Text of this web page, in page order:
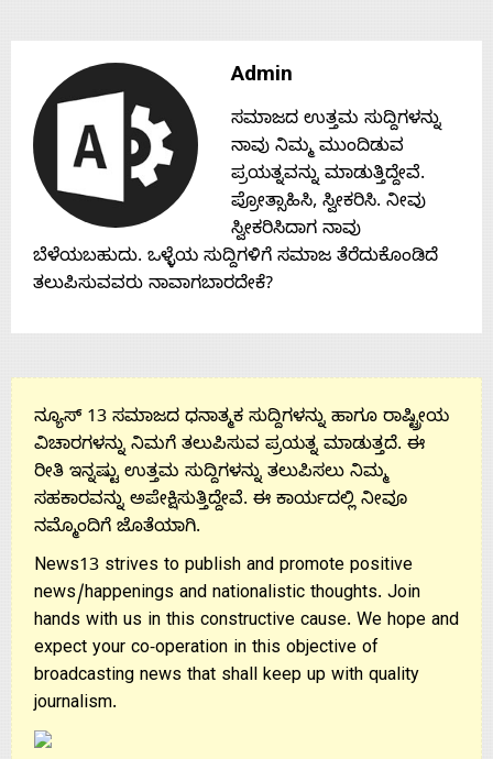
Admin
ಸಮಾಜದ ಉತ್ತಮ ಸುದ್ದಿಗಳನ್ನು
ನಾವು ನಿಮ್ಮ ಮುಂದಿಡುವ
ಪ್ರಯತ್ನವನ್ನು ಮಾಡುತ್ತಿದ್ದೇವೆ.
ಪ್ರೋತ್ಸಾಹಿಸಿ, ಸ್ವೀಕರಿಸಿ. ನೀವು
ಸ್ವೀಕರಿಸಿದಾಗ ನಾವು
ಬೆಳೆಯಬಹುದು. ಒಳ್ಳೆಯ ಸುದ್ದಿಗಳಿಗೆ ಸಮಾಜ ತೆರೆದುಕೊಂಡಿದೆ
ತಲುಪಿಸುವವರು ನಾವಾಗಬಾರದೇಕೆ?
ನ್ಯೂಸ್ 13 ಸಮಾಜದ ಧನಾತ್ಮಕ ಸುದ್ದಿಗಳನ್ನು ಹಾಗೂ ರಾಷ್ಟ್ರೀಯ
ವಿಚಾರಗಳನ್ನು ನಿಮಗೆ ತಲುಪಿಸುವ ಪ್ರಯತ್ನ ಮಾಡುತ್ತದೆ. ಈ
ರೀತಿ ಇನ್ನಷ್ಟು ಉತ್ತಮ ಸುದ್ದಿಗಳನ್ನು ತಲುಪಿಸಲು ನಿಮ್ಮ
ಸಹಕಾರವನ್ನು ಅಪೇಕ್ಷಿಸುತ್ತಿದ್ದೇವೆ. ಈ ಕಾರ್ಯದಲ್ಲಿ ನೀವೂ
ನಮ್ಮೊಂದಿಗೆ ಜೊತೆಯಾಗಿ.
News13 strives to publish and promote positive
news/happenings and nationalistic thoughts. Join
hands with us in this constructive cause. We hope and
expect your co-operation in this objective of
broadcasting news that shall keep up with quality
journalism.